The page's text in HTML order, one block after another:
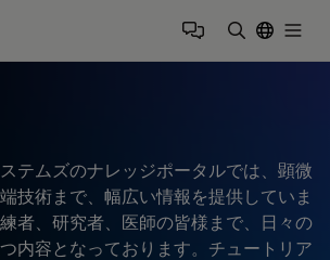
Logo
テムズのナレッジポータルでは、顕微
技術まで、幅広い情報を提供していま
者、研究者、医師の皆様まで、日々の
内容となっております。チュートリア